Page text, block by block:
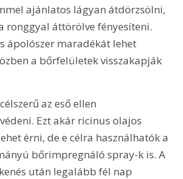
ajánlatos lágyan átdörzsölni,
ronggyal áttörölve fényesíteni.
ápolószer maradékát lehet
a bőrfelületek visszakapják
az eső ellen
Ezt akár ricinus olajos
érni, de e célra használhatók a
bőrimpregnáló spray-k is. A
után legalább fél nap